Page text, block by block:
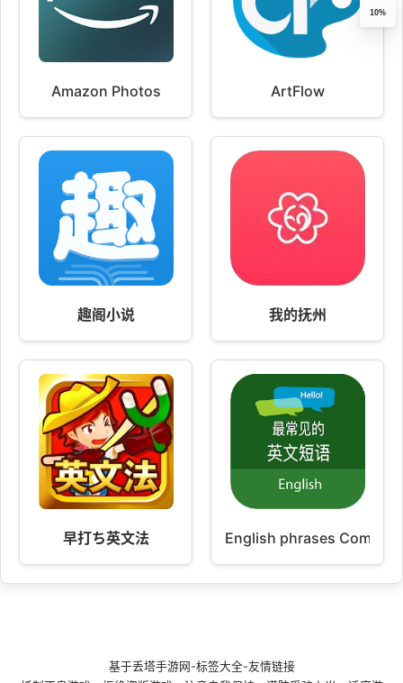
Amazon Photos ArtFlow
趣阁小说 我的抚州
早打ち英文法 English phrases Common
10%
基于丢塔手游网 -标签大全-友情链接